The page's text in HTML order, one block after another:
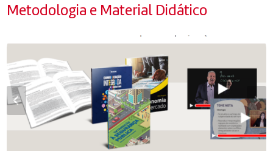
Metodologia e Material Didático